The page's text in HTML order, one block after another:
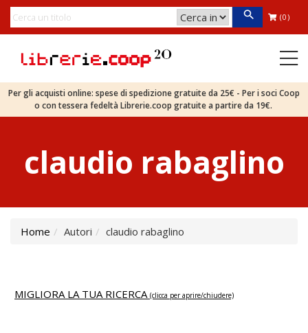
(0)
Per gli acquisti online: spese di spedizione gratuite da 25€ - Per i soci Coop
o con tessera fedeltà Librerie.coop gratuite a partire da 19€.
claudio rabaglino
Home Autori claudio rabaglino
MIGLIORA LA TUA RICERCA (clicca per aprire/chiudere)